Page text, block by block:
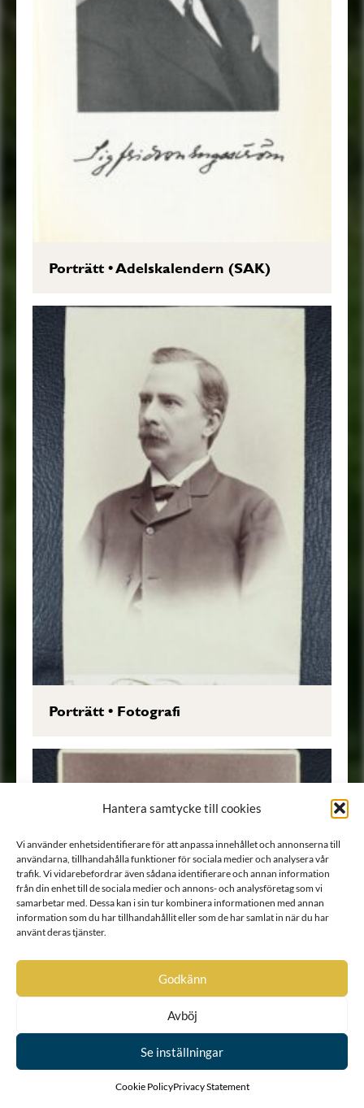
Hantera samtycke till cookies
Vi använder enhetsidentifierare för att anpassa innehållet och annonserna till
användarna, tillhandahålla funktioner för sociala medier och analysera vår
trafik. Vi vidarebefordrar även sådana identifierare och annan information
från din enhet till de sociala medier och annons- och analysföretag som vi
samarbetar med. Dessa kan i sin tur kombinera informationen med annan
information som du har tillhandahållit eller som de har samlat in när du har
använt deras tjänster.
Godkänn
Avböj
Se inställningar
Cookie PolicyPrivacy Statement
Porträtt•Adelskalendern (SAK)
Porträtt• Fotografi